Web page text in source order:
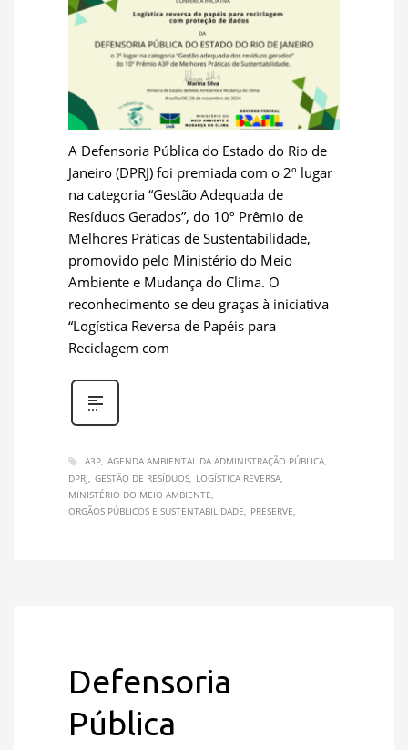
A Defensoria Pública do Estado do Rio de
Janeiro (DPRJ) foi premiada com o 2º lugar
na categoria “Gestão Adequada de
Resíduos Gerados”, do 10º Prêmio de
Melhores Práticas de Sustentabilidade,
promovido pelo Ministério do Meio
Ambiente e Mudança do Clima. O
reconhecimento se deu graças à iniciativa
“Logística Reversa de Papéis para
Reciclagem com
A3P AGENDA AMBIENTAL DA ADMINISTRAÇÃO PÚBLICA
DPRJ GESTÃO DE RESÍDUOS LOGÍSTICA REVERSA
MINISTÉRIO DO MEIO AMBIENTE
ORGÃOS PÚBLICOS E SUSTENTABILIDADE
PRESERVE
Defensoria
Pública